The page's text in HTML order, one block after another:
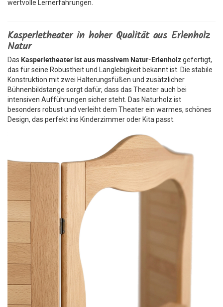
wertvolle Lernerfahrungen.
Kasperletheater in hoher Qualität aus Erlenholz
Natur
Das Kasperletheater ist aus massivem Natur-Erlenholzgefertigt,
das für seine Robustheit und Langlebigkeit bekannt ist. Die stabile
Konstruktion mit zwei Halterungsfüßen und zusätzlicher
Bühnenbildstange sorgt dafür, dass das Theater auch bei
intensiven Aufführungen sicher steht. Das Naturholz ist
besonders robust und verleiht dem Theater ein warmes, schönes
Design, das perfekt ins Kinderzimmer oder Kita passt.